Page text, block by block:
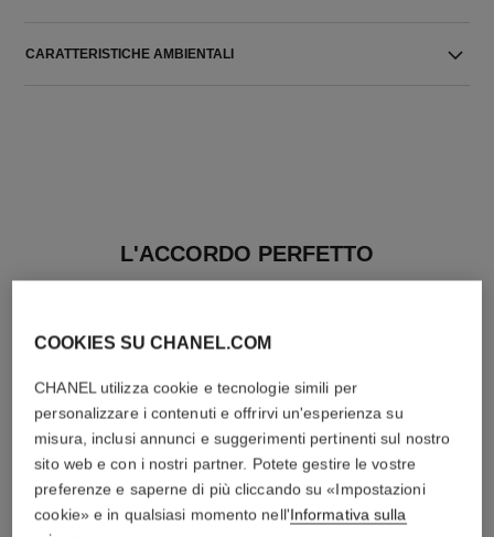
CARATTERISTICHE AMBIENTALI
L'ACCORDO PERFETTO
COOKIES SU CHANEL.COM
CHANEL utilizza cookie e tecnologie simili per
personalizzare i contenuti e offrirvi un'esperienza su
misura, inclusi annunci e suggerimenti pertinenti sul nostro
sito web e con i nostri partner. Potete gestire le vostre
preferenze e saperne di più cliccando su «Impostazioni
cookie» e in qualsiasi momento nell'Informativa sulla